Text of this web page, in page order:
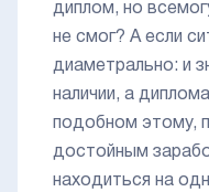
диплом, но
не смог? А если
диаметрально: и
наличии, а
подобном этому,
достойным
находиться на